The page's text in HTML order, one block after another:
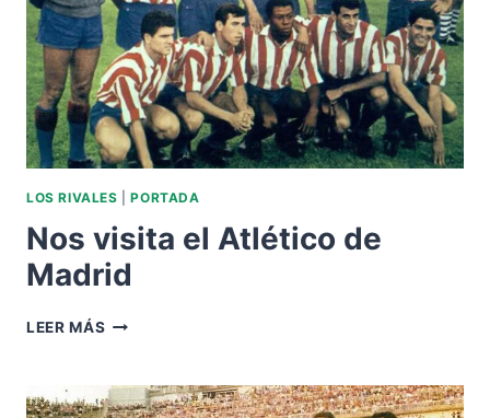
LOS RIVALES |PORTADA
Nos visita el Atlético de
Madrid
LEER MÁS NOS
ATLÉTICO
DE